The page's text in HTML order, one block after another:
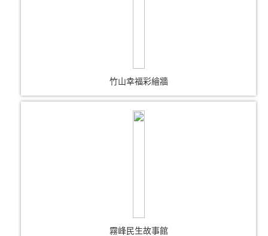
竹山幸福彩繪牆
霧峰民生故事館